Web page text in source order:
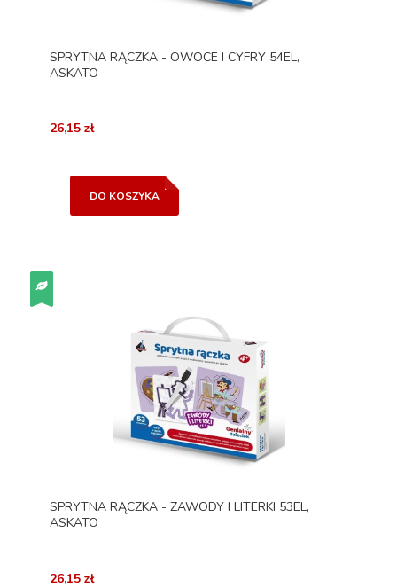
SPRYTNA RĄCZKA - OWOCE I CYFRY 54EL,
ASKATO
26,15 zł
DO KOSZYKA
SPRYTNA RĄCZKA - ZAWODY I LITERKI 53EL,
ASKATO
26,15 zł